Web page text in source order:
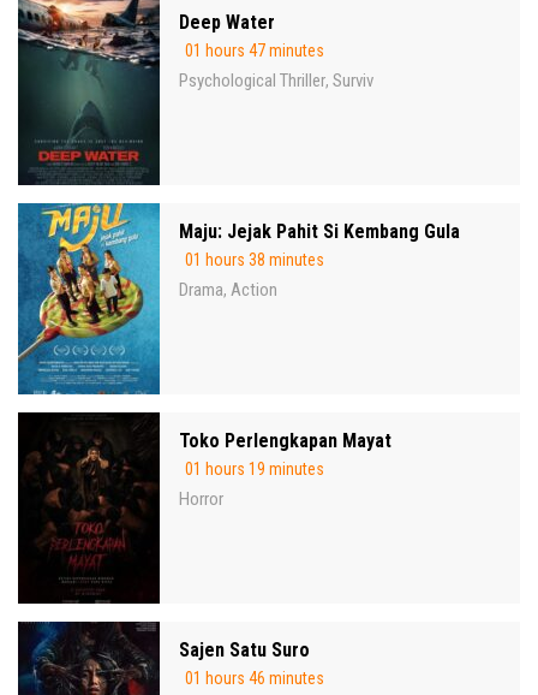
Deep Water
01 hours 47 minutes
Psychological Thriller, Surviv
Maju: Jejak Pahit Si Kembang Gula
01 hours 38 minutes
Drama, Action
Toko Perlengkapan Mayat
01 hours 19 minutes
Horror
Sajen Satu Suro
01 hours 46 minutes